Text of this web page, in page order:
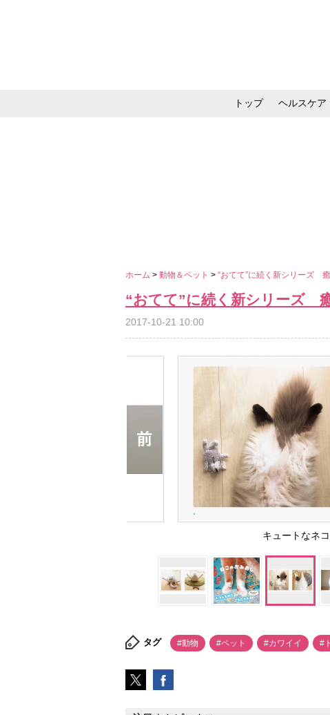
トップ ヘルスケア
ホーム > 動物＆ペット > “おてて”に続く新シリーズ
“おてて”に続く新シリーズ
2017-10-21 10:00
キュートなネ
タグ #動物 #ペット #カワイイ #